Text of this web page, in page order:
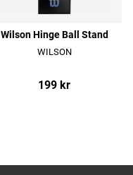
Wilson Hinge Ball Stand
WILSON
199 kr